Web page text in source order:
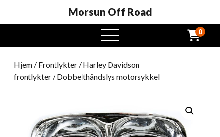
Morsun Off Road
Åpen
meny
0
Hjem / Frontlykter / Harley Davidson
frontlykter / Dobbelthåndslys motorsykkel